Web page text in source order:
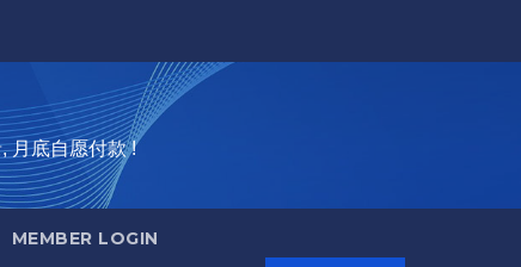
月底自愿付款 !
MEMBER LOGIN